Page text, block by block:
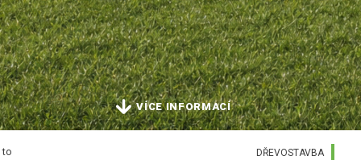
VÍCE INFORMACÍ
to
DŘEVOSTAVBA